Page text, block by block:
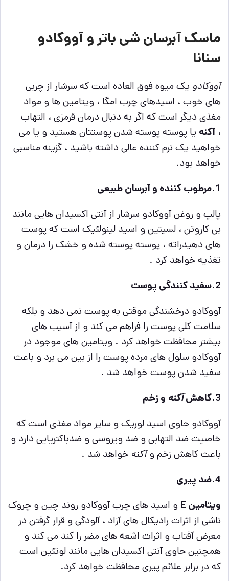
ماسک آبرسان شی باتر و آووکادو
سنانا
آووکادو یک میوه فوق العاده است که سرشار از چربی
های خوب ، اسیدهای چرب امگا ، ویتامین ها و مواد
مغذی دیگر است که اگر به دنبال درمان قرمزی ، التهاب
، آکنه یا پوسته پوسته شدن پوستتان هستید و یا می
خواهید یک نرم کننده عالی داشته باشید ، گزینه مناسبی
خواهد بود.
1.مرطوب کننده و آبرسان طبیعی
پالپ و روغن آووکادو سرشار از آنتی اکسیدان هایی مانند
بی کاروتن ، لسیتین و اسید لینولئیک است که پوست
های دهیدراته ، پوسته پوسته شده و خشک را درمان و
تغذیه خواهد کرد .
2.سفید کنندگی پوست
آووکادو درخشندگی موقتی به پوست نمی دهد و بلکه
سلامت کلی پوست را فراهم می کند و از آسیب های
بیشتر محافظت خواهد کرد . ویتامین های موجود در
آووکادو سلول های مرده پوست را از بین می برد و باعث
سفید شدن پوست خواهد شد .
3.کاهش
آکنه و زخم
آووکادو حاوی اسید لوریک و سایر مواد مغذی است که
خاصیت ضد التهابی و ضد ویروسی و ضدباکتریایی دارد و
باعث کاهش زخم وآکنه خواهد شد .
4.ضد پیری
ویتامین E
و اسید های چرب آووکادو روند چین و چروک
ناشی از اثرات رادیکال های آزاد ، آلودگی و قرار گرفتن در
معرض آفتاب و اثرات اشعه های مضر را کند می کند و
همچنین حاوی آنتی اکسیدان هایی مانند لوتئین است
که در برابر علائم پیری محافظت خواهد کرد.